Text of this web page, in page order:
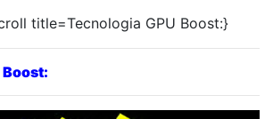
title=Tecnologia GPU Boost:}